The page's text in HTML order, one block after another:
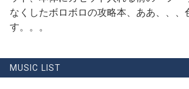
なくしたボロボロの攻略本、ああ、、、
す。。。
MUSIC LIST